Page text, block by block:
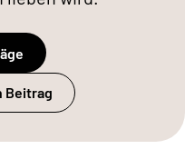
Beitrag